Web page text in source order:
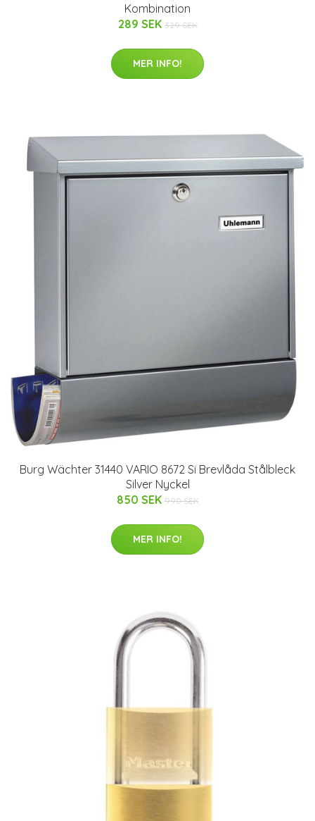
Kombination
289 SEK 329 SEK
MER INFO!
Burg Wächter 31440 VARIO 8672 Si Brevlåda Stålbleck
Silver Nyckel
850 SEK 990 SEK
MER INFO!